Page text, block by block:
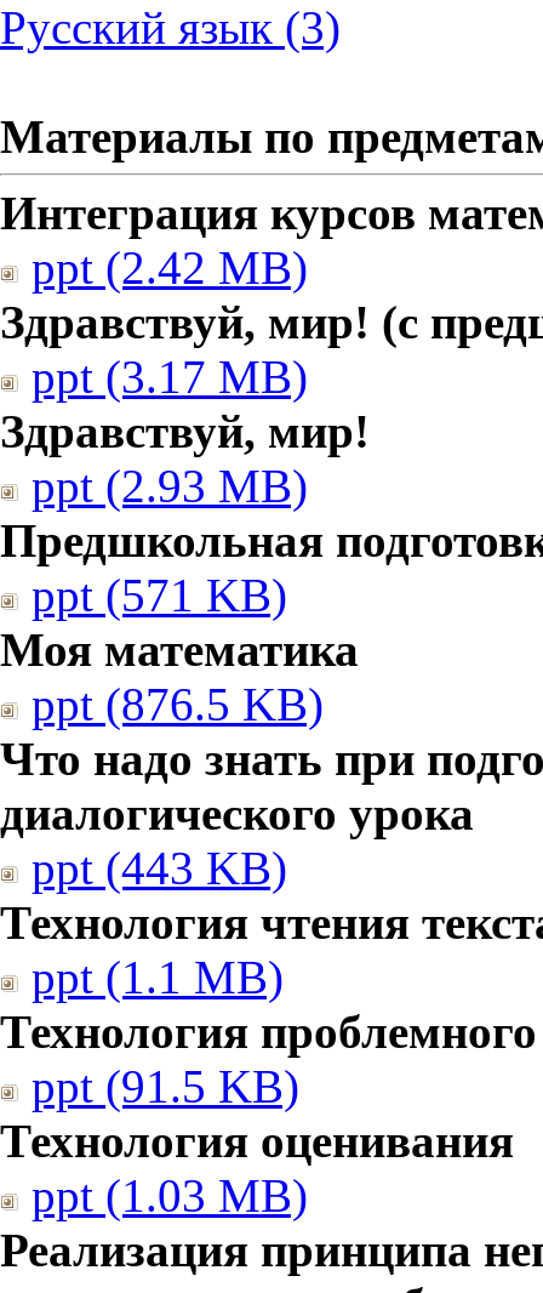
Русский язык (3)
Материалы по
Интеграция курсов
ppt (2.42 MB)
Здравствуй, мир! (с
ppt (3.17 MB)
Здравствуй, мир!
ppt (2.93 MB)
Предшкольная
ppt (571 KB)
Моя математика
ppt (876.5 KB)
Что надо знать при
диалогического урока
ppt (443 KB)
Технология чтения
ppt (1.1 MB)
Технология
ppt (91.5 KB)
Технология оценивания
ppt (1.03 MB)
Реализация принципа